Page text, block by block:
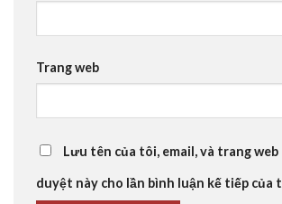
Trang web
Lưu tên của tôi, email, và trang
duyệt này cho lần bình luận kế tiếp của